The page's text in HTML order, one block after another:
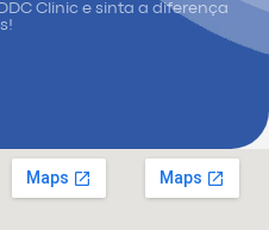
Clinic e sinta a diferença